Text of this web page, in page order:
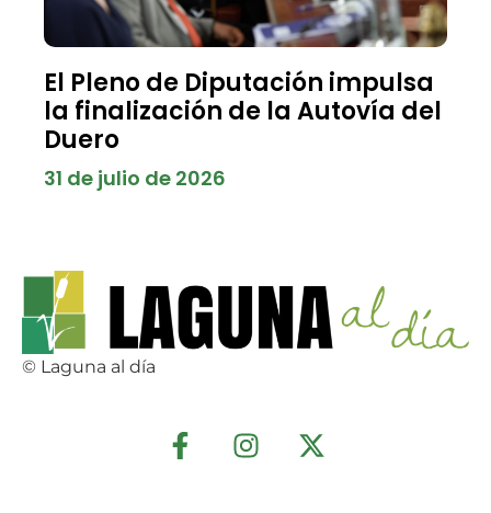
El Pleno de Diputación impulsa
la finalización de la Autovía del
Duero
31 de julio de 2026
© Laguna al día